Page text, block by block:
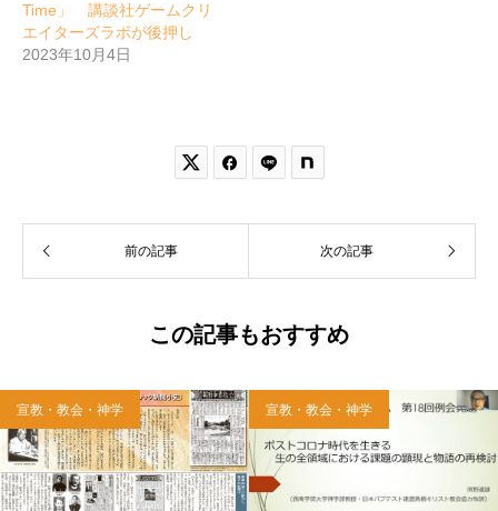
Time」 講談社ゲームクリ
エイターズラボが後押し
2023年10月4日
 
前の記事 次の記事
この記事もおすすめ
宣教・教会・神学 宣教・教会・神学